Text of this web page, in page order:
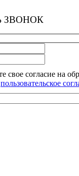
ЗВОНОК
свое согласие на
пользовательское